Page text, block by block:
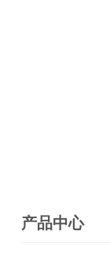
产品中心